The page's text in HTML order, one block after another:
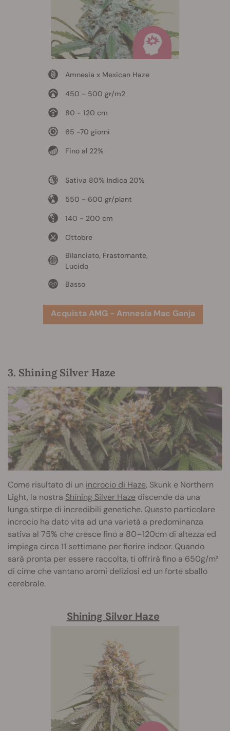
Amnesia x Mexican Haze
450 - 500 gr/m2
80 - 120 cm
65 -70 giorni
Fino al 22%
Sativa 80% Indica 20%
550 - 600 gr/plant
140 - 200 cm
Ottobre
Bilanciato, Frastornante,
Lucido
Basso
Acquista AMG - Amnesia Mac Ganja
3. Shining Silver Haze
Come risultato di un incrocio di Haze, Skunk e Northern
Light, la nostra Shining Silver Haze discende da una
lunga stirpe di incredibili genetiche. Questo particolare
incrocio ha dato vita ad una varietà a predominanza
sativa al 75% che cresce fino a 80–120cm di altezza ed
impiega circa 11 settimane per fiorire indoor. Quando
sarà pronta per essere raccolta, ti offrirà fino a 650g/m²
di cime che vantano aromi deliziosi ed un forte sballo
cerebrale.
Shining Silver Haze